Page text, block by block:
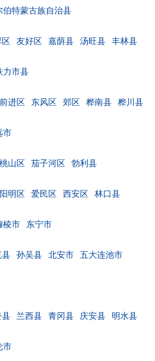
伯特蒙古族自治县
友好区 嘉荫县 汤旺县 丰林县
力市县
前进区 东风区 郊区 桦南县 桦川县
市
桃山区 茄子河区 勃利县
阳明区 爱民区 西安区 林口县
棱市 东宁市
县 孙吴县 北安市 五大连池市
县 兰西县 青冈县 庆安县 明水县
市